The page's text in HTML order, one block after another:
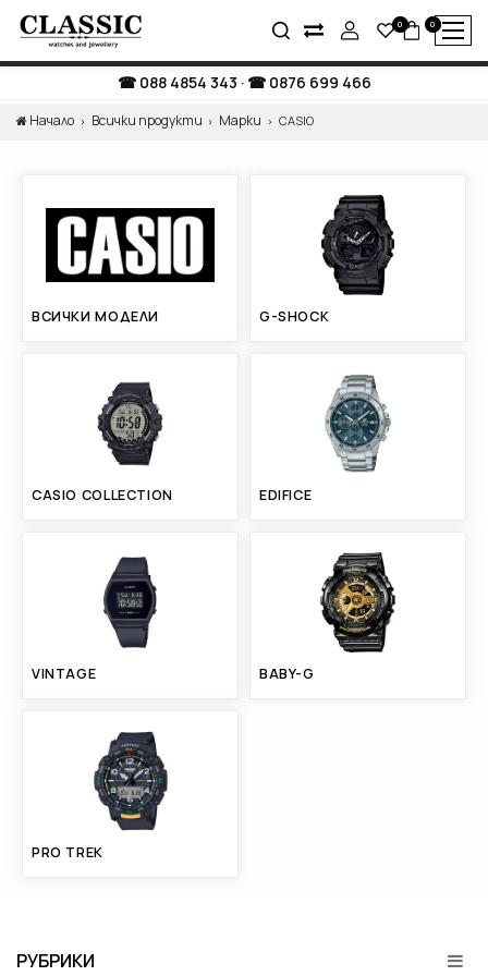
0 0
088 4854 343 · 0876 699 466
Начало Всички продукти Марки CASIO
ВСИЧКИ МОДЕЛИ G-SHOCK
CASIO COLLECTION EDIFICE
VINTAGE BABY-G
PRO TREK
РУБРИКИ